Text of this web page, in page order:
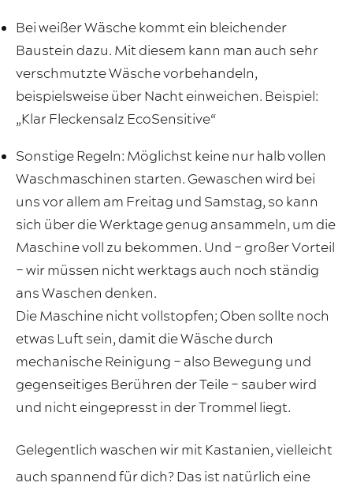
Bei weißer Wäsche kommt ein bleichender
Baustein dazu. Mit diesem kann man auch sehr
verschmutzte Wäsche vorbehandeln,
beispielsweise über Nacht einweichen. Beispiel:
„Klar Fleckensalz EcoSensitive“
Sonstige Regeln: Möglichst keine nur halb vollen
Waschmaschinen starten. Gewaschen wird bei
uns vor allem am Freitag und Samstag, so kann
sich über die Werktage genug ansammeln, um die
Maschine voll zu bekommen. Und – großer Vorteil
– wir müssen nicht werktags auch noch ständig
ans Waschen denken.
Die Maschine nicht vollstopfen; Oben sollte noch
etwas Luft sein, damit die Wäsche durch
mechanische Reinigung – also Bewegung und
gegenseitiges Berühren der Teile – sauber wird
und nicht eingepresst in der Trommel liegt.
Gelegentlich waschen wir mit Kastanien, vielleicht
auch spannend für dich? Das ist natürlich eine